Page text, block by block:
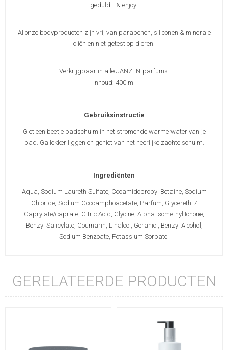
geduld… & enjoy!
Al onze bodyproducten zijn vrij van parabenen, siliconen & minerale
oliën en niet getest op dieren.
Verkrijgbaar in alle JANZEN-parfums.
Inhoud: 400 ml
Gebruiksinstructie
Giet een beetje badschuim in het stromende warme water van je
bad. Ga lekker liggen en geniet van het heerlijke zachte schuim.
Ingrediënten
Aqua, Sodium Laureth Sulfate, Cocamidopropyl Betaine, Sodium
Chloride, Sodium Cocoamphoacetate, Parfum, Glycereth-7
Caprylate/caprate, Citric Acid, Glycine, Alpha Isomethyl Ionone,
Benzyl Salicylate, Coumarin, Linalool, Geraniol, Benzyl Alcohol,
Sodium Benzoate, Potassium Sorbate.
GERELATEERDE PRODUCTEN